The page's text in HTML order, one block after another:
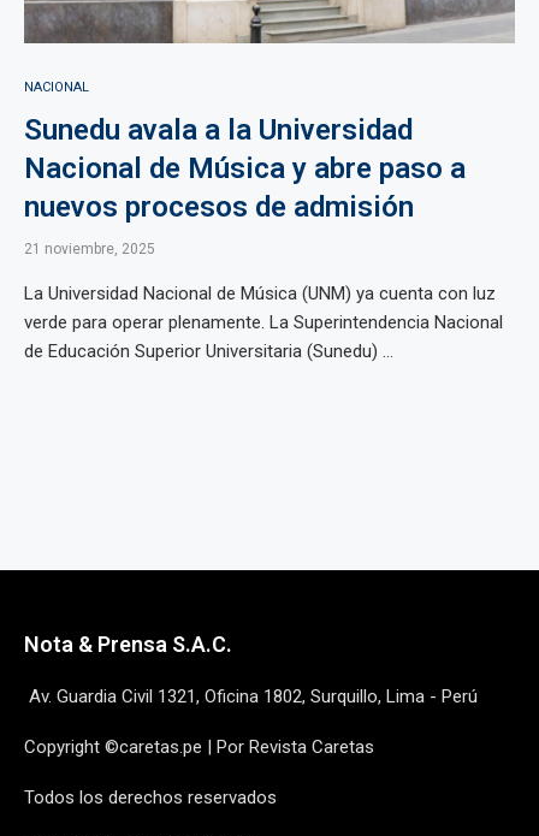
NACIONAL
Sunedu avala a la Universidad
Nacional de Música y abre paso a
nuevos procesos de admisión
21 noviembre, 2025
La Universidad Nacional de Música (UNM) ya cuenta con luz
verde para operar plenamente. La Superintendencia Nacional
de Educación Superior Universitaria (Sunedu) ...
Nota & Prensa S.A.C.
Av. Guardia Civil 1321, Oficina 1802, Surquillo, Lima - Perú
Copyright ©caretas.pe | Por Revista Caretas
Todos los derechos reservados